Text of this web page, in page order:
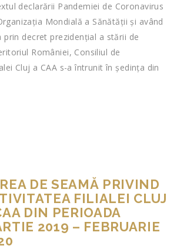
declarării Pandemiei de Coronavirus
Mondială a Sănătății și având
prin decret prezidențial a stării de
României, Consiliul de
Cluj a CAA s-a întrunit în ședința din
DE SEAMĂ PRIVIND
FILIALEI CLUJ
DIN PERIOADA
2019 – FEBRUARIE